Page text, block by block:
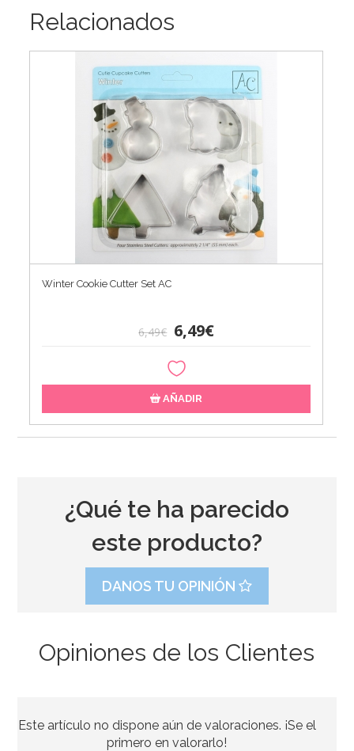
Relacionados
Winter Cookie Cutter Set AC
6,49€ 6,49€
AÑADIR
¿Qué te ha parecido
este producto?
DANOS TU OPINIÓN
Opiniones de los Clientes
Este artículo no dispone aún de valoraciones. ¡Se el
primero en valorarlo!